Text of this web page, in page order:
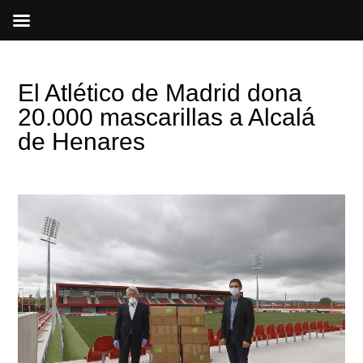
El Atlético de Madrid dona
20.000 mascarillas a Alcalá
de Henares